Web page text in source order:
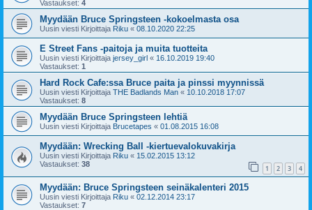
Vastaukset: 4
Myydään Bruce Springsteen -kokoelmasta osa
Uusin viesti Kirjoittaja Riku « 08.10.2020 22:25
E Street Fans -paitoja ja muita tuotteita
Uusin viesti Kirjoittaja jersey_girl « 16.10.2019 19:40
Vastaukset: 1
Hard Rock Cafe:ssa Bruce paita ja pinssi myynnissä
Uusin viesti Kirjoittaja THE Badlands Man « 10.10.2018 17:07
Vastaukset: 8
Myydään Bruce Springsteen lehtiä
Uusin viesti Kirjoittaja Brucetapes « 01.08.2015 16:08
Myydään: Wrecking Ball -kiertuevalokuvakirja
Uusin viesti Kirjoittaja Riku « 15.02.2015 13:12
Vastaukset: 38 1 2 3 4
Myydään: Bruce Springsteen seinäkalenteri 2015
Uusin viesti Kirjoittaja Riku « 02.12.2014 23:17
Vastaukset: 7